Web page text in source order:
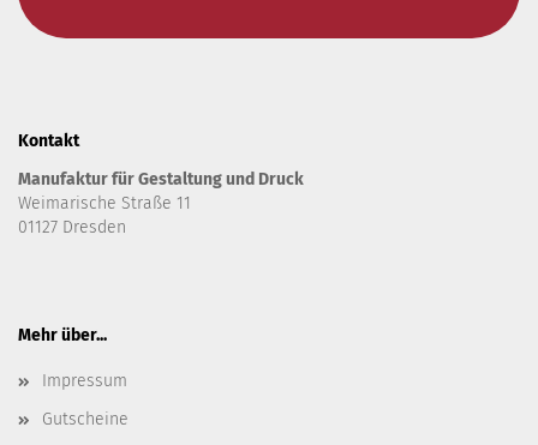
Kontakt
Manufaktur für Gestaltung und Druck
Weimarische Straße 11
01127 Dresden
Mehr über...
Impressum
Gutscheine